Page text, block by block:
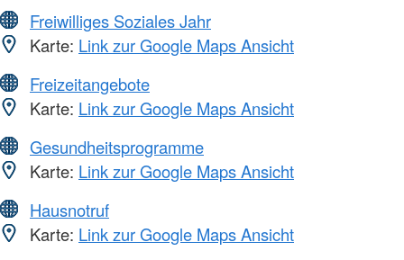
Freiwilliges Soziales Jahr
Karte: Link zur Google Maps Ansicht
Freizeitangebote
Karte: Link zur Google Maps Ansicht
Gesundheitsprogramme
Karte: Link zur Google Maps Ansicht
Hausnotruf
Karte: Link zur Google Maps Ansicht